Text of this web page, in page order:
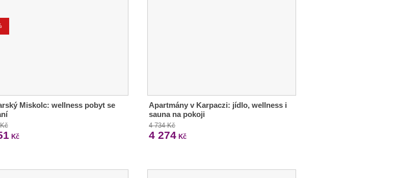
Miskolc: wellness pobyt se
Kč
Apartmány v Karpaczi: jídlo, wellness i
sauna na pokoji
4 734 Kč
4 274 Kč